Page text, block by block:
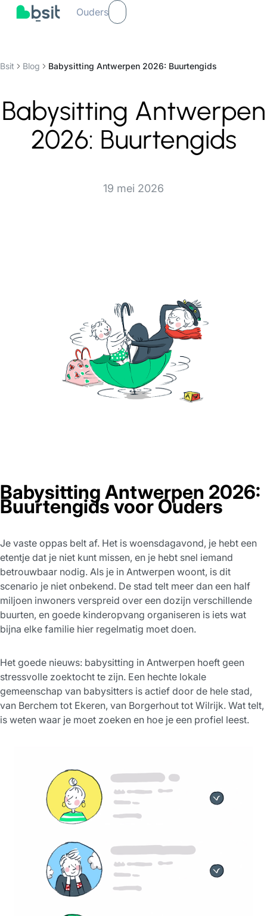
Ouders
Bsit Blog Babysitting Antwerpen 2026: Buurtengids
Babysitting Antwerpen
2026: Buurtengids
19 mei 2026
Babysitting Antwerpen 2026:
Buurtengids voor Ouders
Je vaste oppas belt af. Het is woensdagavond, je hebt een
etentje dat je niet kunt missen, en je hebt snel iemand
betrouwbaar nodig. Als je in Antwerpen woont, is dit
scenario je niet onbekend. De stad telt meer dan een half
miljoen inwoners verspreid over een dozijn verschillende
buurten, en goede kinderopvang organiseren is iets wat
bijna elke familie hier regelmatig moet doen.
Het goede nieuws: babysitting in Antwerpen hoeft geen
stressvolle zoektocht te zijn. Een hechte lokale
gemeenschap van babysitters is actief door de hele stad,
van Berchem tot Ekeren, van Borgerhout tot Wilrijk. Wat telt,
is weten waar je moet zoeken en hoe je een profiel leest.